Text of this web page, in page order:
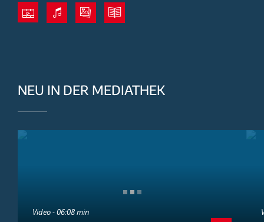
NEU IN DER MEDIATHEK
Video - 06:08 min